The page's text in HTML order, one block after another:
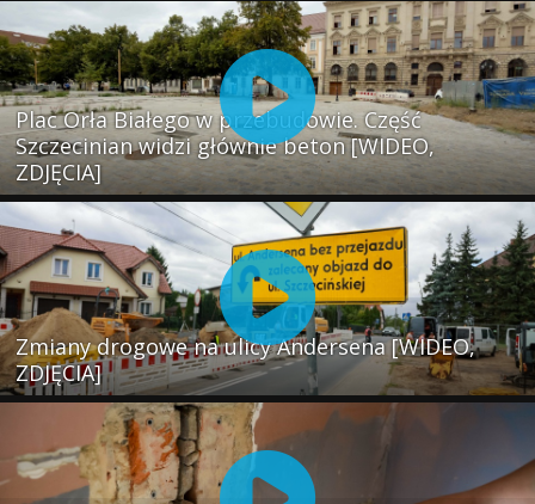
Plac Orła Białego w przebudowie. Część
Szczecinian widzi głównie beton [WIDEO,
ZDJĘCIA]
Zmiany drogowe na ulicy Andersena [WIDEO,
ZDJĘCIA]